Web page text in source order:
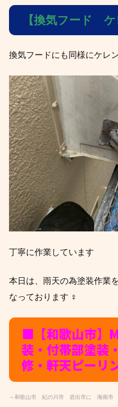
【換気フード ケ
換気フードにも同様にケレ
丁寧に作業しています
本日は、雨天の為塗装作業
なっております ‍♀️
■【和歌山市】
装・付帯部塗装
修・軒天ピーリ
～和歌山市 紀の川市 岩出市に 海南